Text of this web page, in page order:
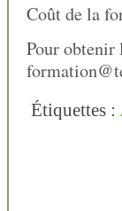
Coût de la
Pour obtenir
Étiquettes :